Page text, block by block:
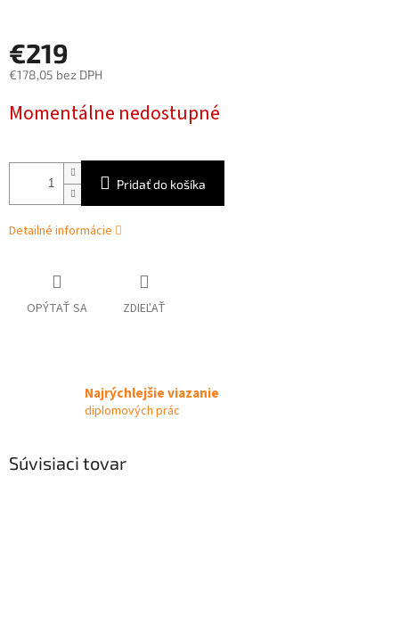
€219
€178,05 bez DPH
cena:
Momentálne nedostupné
Pridať do košíka
Detailné informácie
OPÝTAŤ SA ZDIEĽAŤ
Najrýchlejšie viazanie
diplomových prác
Súvisiaci tovar